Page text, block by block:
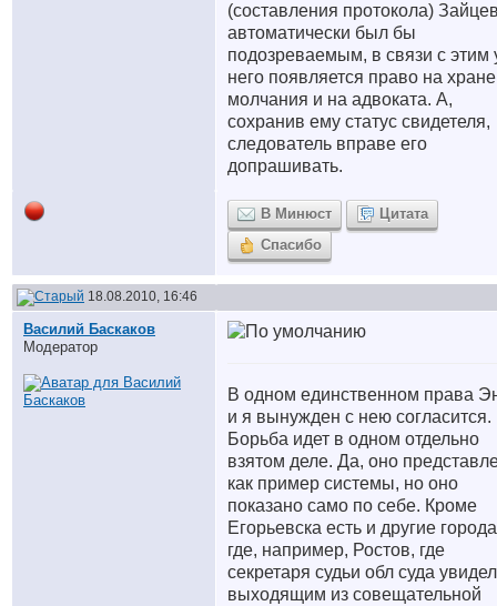
(составления протокола)
автоматически был бы
подозреваемым, в связи с этим
него появляется право на
молчания и на адвоката. А,
сохранив ему статус свидетеля,
следователь вправе его
допрашивать.
В Минюст
Цитата
Спасибо
18.08.2010, 16:46
Василий Баскаков
Модератор
В одном единственном права
и я вынужден с нею согласится.
Борьба идет в одном отдельно
взятом деле. Да, оно
как пример системы, но оно
показано само по себе. Кроме
Егорьевска есть и другие
где, например, Ростов, где
секретаря судьи обл суда
выходящим из совещательной